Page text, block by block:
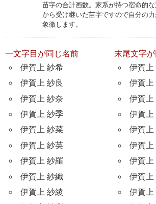
苗字の合計画数。家系が持つ宿命的
から受け継いだ苗字ですので自分の
象徴します。
一文字目が同じ名前
伊賀上 紗希
伊賀上 紗良
伊賀上 紗奈
伊賀上 紗季
伊賀上 紗菜
伊賀上 紗英
伊賀上 紗羅
伊賀上 紗織
伊賀上 紗綾
末尾文字
伊賀上
伊賀上
伊賀上
伊賀上
伊賀上
伊賀上
伊賀上
伊賀上
伊賀上